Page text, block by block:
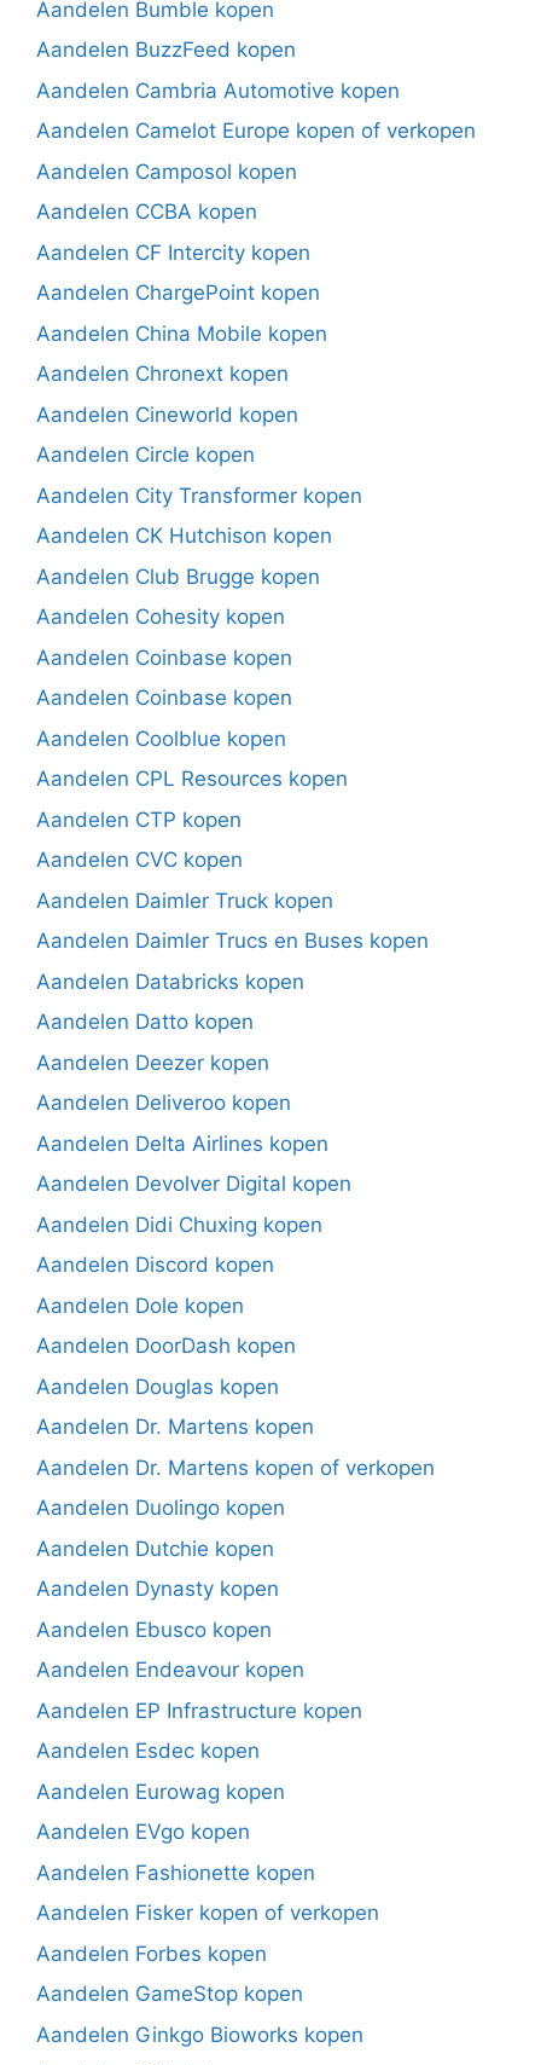
Aandelen Bumble kopen
Aandelen BuzzFeed kopen
Aandelen Cambria Automotive kopen
Aandelen Camelot Europe kopen of verkopen
Aandelen Camposol kopen
Aandelen CCBA kopen
Aandelen CF Intercity kopen
Aandelen ChargePoint kopen
Aandelen China Mobile kopen
Aandelen Chronext kopen
Aandelen Cineworld kopen
Aandelen Circle kopen
Aandelen City Transformer kopen
Aandelen CK Hutchison kopen
Aandelen Club Brugge kopen
Aandelen Cohesity kopen
Aandelen Coinbase kopen
Aandelen Coinbase kopen
Aandelen Coolblue kopen
Aandelen CPL Resources kopen
Aandelen CTP kopen
Aandelen CVC kopen
Aandelen Daimler Truck kopen
Aandelen Daimler Trucs en Buses kopen
Aandelen Databricks kopen
Aandelen Datto kopen
Aandelen Deezer kopen
Aandelen Deliveroo kopen
Aandelen Delta Airlines kopen
Aandelen Devolver Digital kopen
Aandelen Didi Chuxing kopen
Aandelen Discord kopen
Aandelen Dole kopen
Aandelen DoorDash kopen
Aandelen Douglas kopen
Aandelen Dr. Martens kopen
Aandelen Dr. Martens kopen of verkopen
Aandelen Duolingo kopen
Aandelen Dutchie kopen
Aandelen Dynasty kopen
Aandelen Ebusco kopen
Aandelen Endeavour kopen
Aandelen EP Infrastructure kopen
Aandelen Esdec kopen
Aandelen Eurowag kopen
Aandelen EVgo kopen
Aandelen Fashionette kopen
Aandelen Fisker kopen of verkopen
Aandelen Forbes kopen
Aandelen GameStop kopen
Aandelen Ginkgo Bioworks kopen